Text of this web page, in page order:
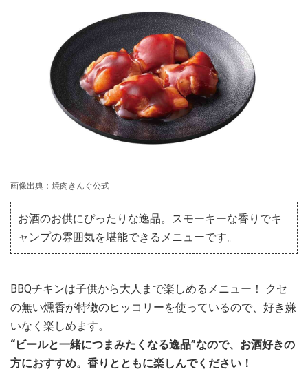
画像出典：焼肉きんぐ公式
お酒のお供にぴったりな逸品。スモーキーな香りでキ
ャンプの雰囲気を堪能できるメニューです。
BBQチキンは子供から大人まで楽しめるメニュー！ クセ
の無い燻香が特徴のヒッコリーを使っているので、好き嫌
いなく楽しめます。
“ビールと一緒につまみたくなる逸品”なので、お酒好きの
方におすすめ。香りとともに楽しんでください！